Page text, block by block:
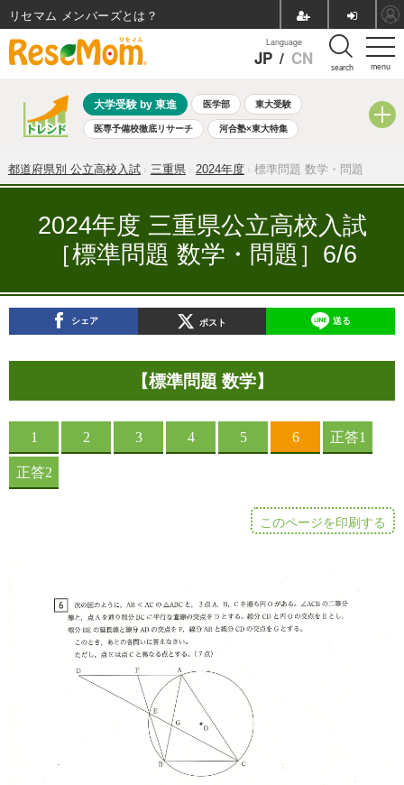
menu
Language
JP / CN search
大学受験 by 東進 医学部 東大受験
医専予備校徹底リサーチ 河合塾×東大特集
共通テスト 夏休み 8月開催学校説明会・相談会
自由研究教材（小学生向け） 自由研究教材（中学生向け）
ランキング
都道府県別 公立高校入試 三重県 2024年度 標準問題 数学・問題
2024年度 三重県公立高校入試
［標準問題 数学・問題］6/6
シェア ポスト 送る
【標準問題 数学】
このページを印刷する
リセマム メンバーズ